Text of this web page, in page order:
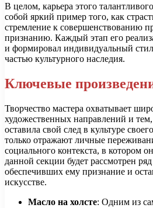
В целом, карьера этого
собой яркий пример того, как
стремление к совершенствованию
признанию. Каждый этап его
и формировал индивидуальный
частью культурного наследия.
Ключевые
Творчество мастера охватывает
художественных направлений и
оставила свой след в культуре
только отражают личные
социального контекста, в котором
данной секции будет рассмотрен
обеспечивших ему признание и
искусстве.
Масло на холсте: Одним из